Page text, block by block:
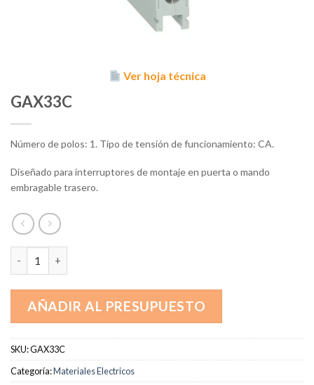
Ver hoja técnica
GAX33C
Número de polos: 1. Tipo de tensión de funcionamiento: CA.
Diseñado para interruptores de montaje en puerta o mando
embragable trasero.
AÑADIR AL PRESUPUESTO
SKU:GAX33C
Categoría:Materiales Electricos